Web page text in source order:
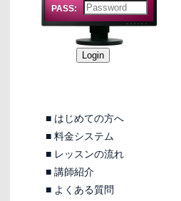
PASS:
■ はじめての方へ
■ 料金システム
■ レッスンの流れ
■ 講師紹介
■ よくある質問